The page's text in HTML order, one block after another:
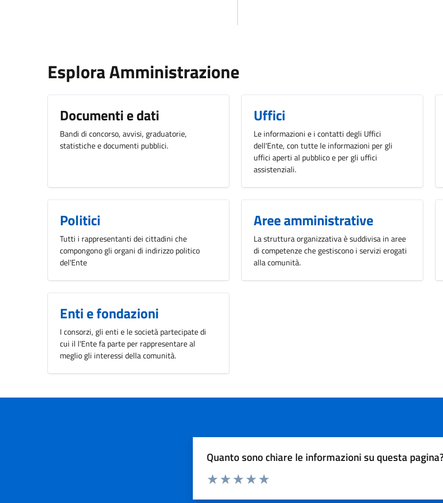
Esplora Amministrazione
Documenti e dati
Bandi di concorso, avvisi, graduatorie,
statistiche e documenti pubblici.
Uffici
Le informazioni e i contatti degli Uffici
dell'Ente, con tutte le informazioni per gli
uffici aperti al pubblico e per gli uffici
assistenziali.
Politici
Tutti i rappresentanti dei cittadini che
compongono gli organi di indirizzo politico
del'Ente
Aree amministrative
La struttura organizzativa è suddivisa in aree
di competenze che gestiscono i servizi erogati
alla comunità.
Enti e fondazioni
I consorzi, gli enti e le società partecipate di
cui il l'Ente fa parte per rappresentare al
meglio gli interessi della comunità.
Quanto sono chiare le informazioni su questa
Valuta da 1 a 5 stelle la pagina